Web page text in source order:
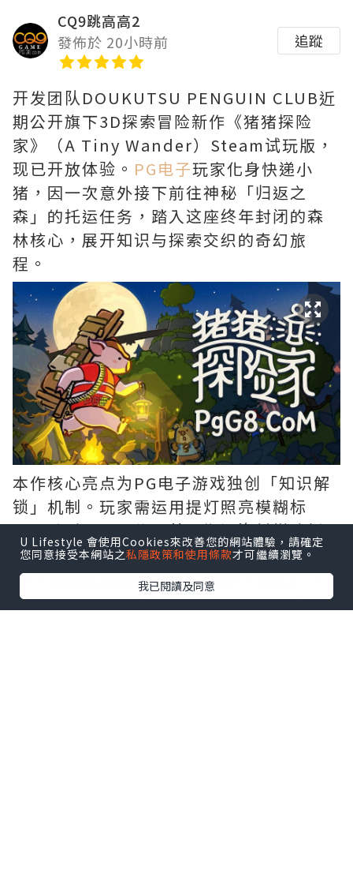
CQ9跳高高2
發佈於 20小時前
追蹤
开发团队DOUKUTSU PENGUIN CLUB近
期公开旗下3D探索冒险新作《猪猪探险
家》（A Tiny Wander）Steam试玩版，
现已开放体验。 PG电子玩家化身快递小
猪，因一次意外接下前往神秘「归返之
森」的托运任务，踏入这座终年封闭的森
林核心，展开知识与探索交织的奇幻旅
程。
本作核心亮点为PG电子游戏独创「知识解
锁」机制。玩家需运用提灯照亮模糊标
示、聆听居民口信，甚至搬运资材搭建桥
梁开拓路径。这些解谜要素有机融入叙
事，让玩家在探索中自然搜集「记忆」，
逐步拼凑森林背后的真相。开发团队将其
U Lifestyle 會使用Cookies來改善您的網站體驗，請確定
您同意接受本網站之私隱政策和使用條款才可繼續瀏覽。
我已閱讀及同意